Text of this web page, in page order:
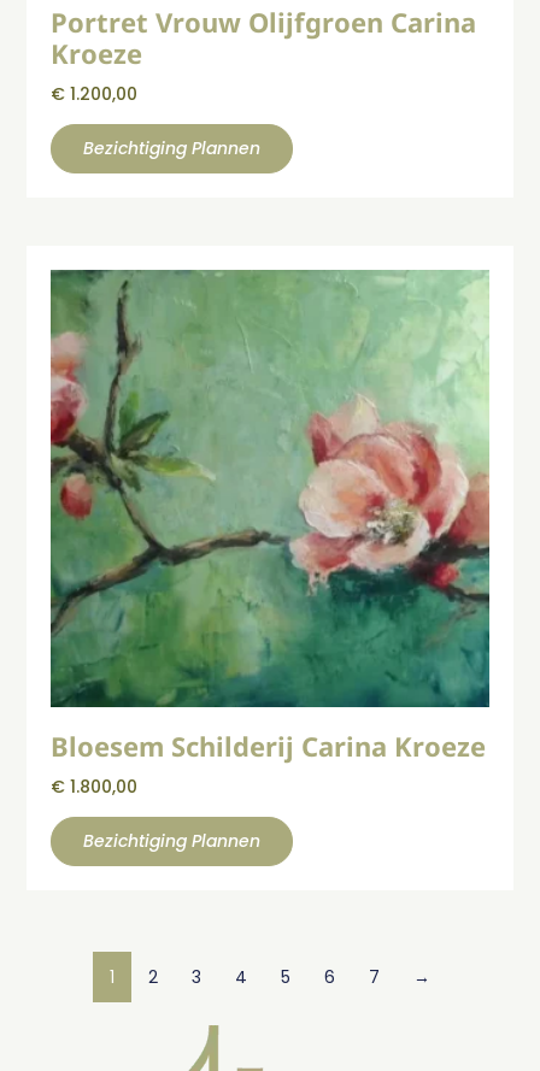
Portret Vrouw Olijfgroen Carina
Kroeze
€ 1.200,00
Bezichtiging Plannen
Bloesem Schilderij Carina Kroeze
€ 1.800,00
Bezichtiging Plannen
1 2 3 4 5 6 7 →